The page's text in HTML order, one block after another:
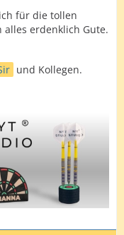
für die tollen
erdenklich Gute.
und Kollegen.